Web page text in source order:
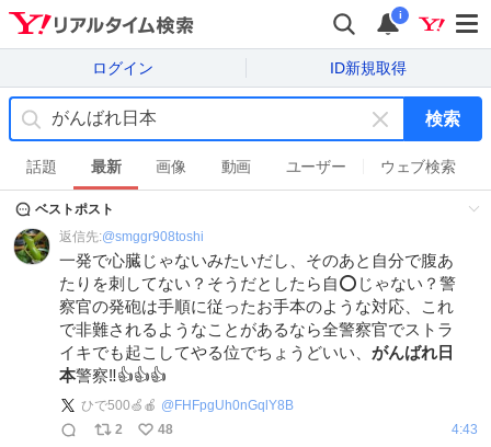
i
ログイン ID新規取得
キ
ー
ワ
を
消
す
検索
話題 最新 画像 動画 ユーザー ウェブ検索
ベストポスト
返信先:@smggr908toshi
一発で心臓じゃないみたいだし、そのあと自分で腹あ
たりを刺してない？そうだとしたら自⭕️じゃない？警
察官の発砲は手順に従ったお手本のような対応、これ
で非難されるようなことがあるなら全警察官でストラ
イキでも起こしてやる位でちょうどいい、 がんばれ日
本警察‼️👍👍👍
ひで500🍏🍎 @ FHFpgUh0nGqlY8B
2
48 4:43